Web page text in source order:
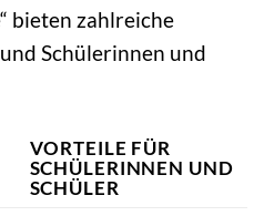
bieten zahlreiche
Schülerinnen und
VORTEILE FÜR
SCHÜLERINNEN UND
SCHÜLER